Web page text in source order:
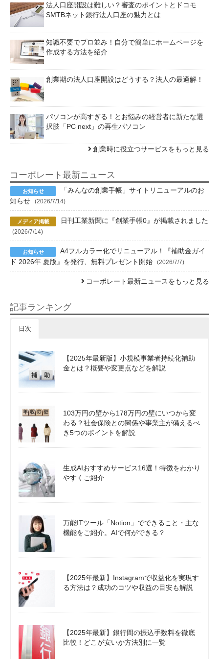
法人口座開設は難しい？審査のポイントとドコモ
SMTBネット銀行法人口座の魅力とは
知識不要でプロ並み！自分で簡単にホームページを
作成する方法を紹介
創業期の法人口座開設はどうする？法人の最適解！
パソコンが高すぎる！とお悩みの経営者に新たな選
択肢「PC next」の再生パソコン
創業時に役立つサービスをもっと見る
コーポレート最新ニュース
「みんなの創業手帳」サイトリニューアルのお
知らせ
(2026/7/14)
日刊工業新聞に『創業手帳0』が掲載されました
(2026/7/14)
A4フルカラー化でリニューアル！『補助金ガイ
ド 2026年 夏版』を発行、無料プレゼント開始
(2026/7/7)
コーポレート最新ニュースをもっと見る
記事ランキング
日次
【2025年最新版】小規模事業者持続化補助
金とは？概要や変更点などを解説
103万円の壁から178万円の壁にいつから変
わる？社会保険との関係や事業主が備えるべ
き5つのポイントを解説
生成AIおすすめサービス16選！特徴をわかり
やすくご紹介
万能ITツール「Notion」でできること・主な
機能をご紹介。AIで何ができる？
【2025年最新】Instagramで収益化を実現す
る方法は？成功のコツや収益の目安も解説
【2025年最新】銀行間の振込手数料を徹底
比較！どこが安いか方法別に一覧